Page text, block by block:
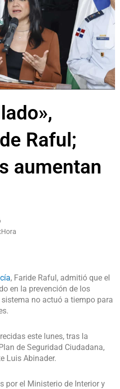
Raful;
aumentan
, Faride Raful, admitió que el
en la prevención de los
no actuó a tiempo para
este lunes, tras la
de Seguridad Ciudadana,
Luis Abinader.
por el Ministerio de Interior y